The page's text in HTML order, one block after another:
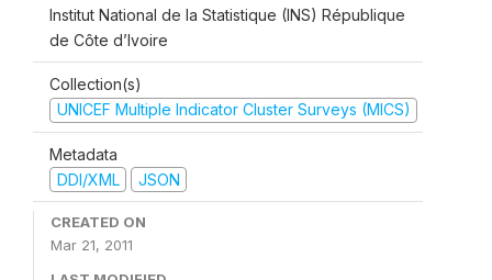
Institut National de la Statistique (INS) République
de Côte d’Ivoire
Collection(s)
UNICEF Multiple Indicator Cluster Surveys (MICS)
Metadata
DDI/XML
JSON
CREATED ON
Mar 21, 2011